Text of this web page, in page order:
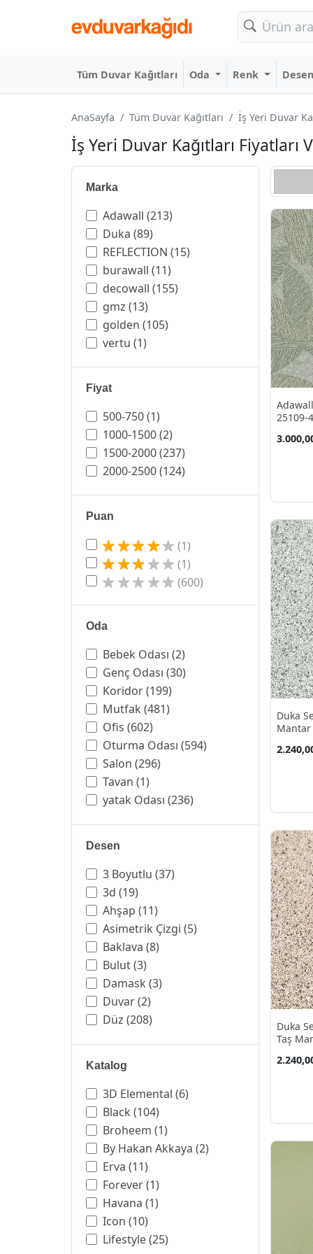
Tüm Duvar Kağıtları Oda Renk Desen
AnaSayfa Tüm Duvar Kağıtları İş Yeri Duvar
İş Yeri Duvar Kağıtları Fiyatları
Marka
Adawall (213)
Duka (89)
REFLECTION (15)
burawall (11)
decowall (155)
gmz (13)
golden (105)
vertu (1)
Fiyat
500-750(1)
1000-1500(2)
1500-2000(237)
2000-2500(124)
Puan
(1)
(1)
(600)
Oda
Bebek Odası (2)
Genç Odası (30)
Koridor(199)
Mutfak (481)
Ofis (602)
Oturma Odası (594)
Salon (296)
Tavan (1)
yatak Odası (236)
Desen
3 Boyutlu (37)
3d (19)
Ahşap (11)
Asimetrik Çizgi (5)
Baklava (8)
Bulut(3)
Damask (3)
Duvar(2)
Düz (208)
Geometrik
Kayrak Taş(3)
Keten (32)
Klasik(4)
Mermer(80)
Modern(278)
Parke Taş(4)
Retro(14)
Soyut(73)
Taş(56)
Katalog
3D Elemental (6)
Black (104)
Broheem (1)
By Hakan Akkaya (2)
Erva (11)
Forever(1)
Havana (1)
Icon (10)
Lifestyle(25)
25109-
Duka
Mantar
Duka
Taş